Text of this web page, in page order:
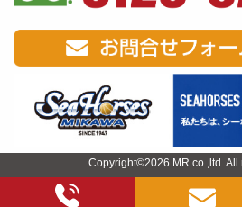
Copyright©2026 MR co.,ltd. All